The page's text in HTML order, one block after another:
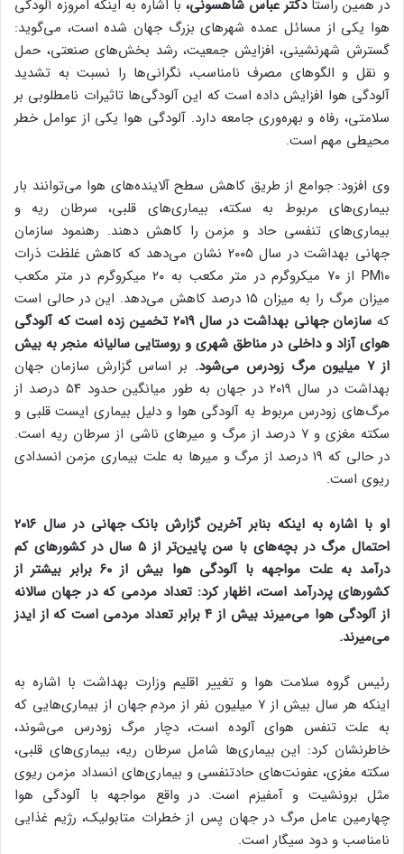
در همین راستا دکتر عباس شاهسونی، با اشاره به اینکه امروزه آلودگی
هوا یکی از مسائل عمده شهرهای بزرگ جهان شده است، می‌گوید:
گسترش شهرنشینی، افزایش جمعیت، رشد بخش‌های صنعتی، حمل
و نقل و الگوهای مصرف نامناسب، نگرانی‌ها را نسبت به تشدید
آلودگی هوا افزایش داده است که این آلودگی‌ها تاثیرات نامطلوبی بر
سلامتی، رفاه و بهره‌وری جامعه دارد. آلودگی هوا یکی از عوامل خطر
محیطی مهم است.
وی افزود: جوامع از طریق کاهش سطح آلاینده‌های هوا می‌توانند بار
بیماری‌های مربوط به سکته، بیماری‌های قلبی، سرطان ریه و
بیماری‌های تنفسی حاد و مزمن را کاهش دهند. رهنمود سازمان
جهانی بهداشت در سال ۲۰۰۵ نشان می‌دهد که کاهش غلظت ذرات
PM۱۰ از ۷۰ میکروگرم در متر مکعب به ۲۰ میکروگرم در متر مکعب
میزان مرگ را به میزان ۱۵ درصد کاهش می‌دهد. این در حالی است
که
سازمان جهانی بهداشت در سال ۲۰۱۹ تخمین زده است که آلودگی
هوای آزاد و داخلی در مناطق شهری و روستایی سالیانه منجر به بیش
از ۷ میلیون مرگ زودرس می‌شود.
بر اساس گزارش سازمان جهان
بهداشت در سال ۲۰۱۹ در جهان به طور میانگین حدود ۵۴ درصد از
مرگ‌های زودرس مربوط به آلودگی هوا و دلیل بیماری ایست قلبی و
سکته مغزی و ۷ درصد از مرگ و میرهای ناشی از سرطان ریه است.
در حالی که ۱۹ درصد از مرگ و میرها به علت بیماری مزمن انسدادی
ریوی است.
او با اشاره به اینکه بنابر آخرین گزارش بانک جهانی در سال ۲۰۱۶
احتمال مرگ در بچه‌های با سن پایین‌تر از ۵ سال در کشورهای کم
درآمد به علت مواجهه با آلودگی هوا بیش از ۶۰ برابر بیشتر از
کشورهای پردرآمد است، اظهار کرد: تعداد مردمی که در جهان سالانه
از آلودگی هوا می‌میرند بیش از ۴ برابر تعداد مردمی است که از ایدز
می‌میرند.
رئیس گروه سلامت هوا و تغییر اقلیم وزارت بهداشت با اشاره به
اینکه هر سال بیش از ۷ میلیون نفر از مردم جهان از بیماری‌هایی که
به علت تنفس هوای آلوده است، دچار مرگ زودرس می‌شوند،
خاطرنشان کرد: این بیماری‌ها شامل سرطان ریه، بیماری‌های قلبی،
سکته مغزی، عفونت‌های حادتنفسی و بیماری‌های انسداد مزمن ریوی
مثل برونشیت و آمفیزم است. در واقع مواجهه با آلودگی هوا
چهارمین عامل مرگ در جهان پس از خطرات متابولیک، رژیم غذایی
نامناسب و دود سیگار است.